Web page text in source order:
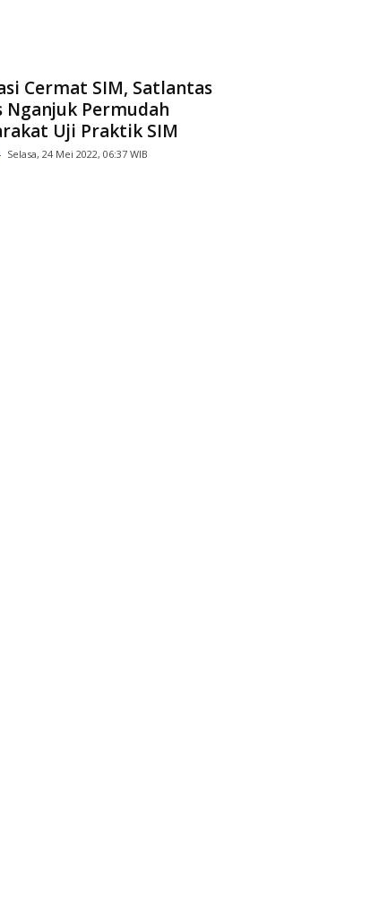
Cermat SIM, Satlantas
Nganjuk Permudah
Uji Praktik SIM
Selasa, 24 Mei 2022, 06:37 WIB